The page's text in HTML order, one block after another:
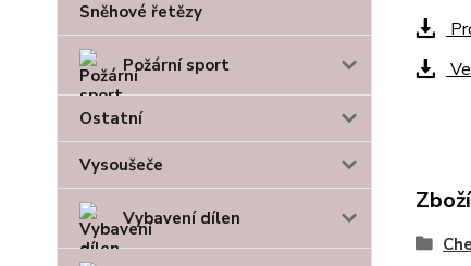
Sněhové řetězy
Požární sport
Ostatní
Vysoušeče
Vybavení dílen